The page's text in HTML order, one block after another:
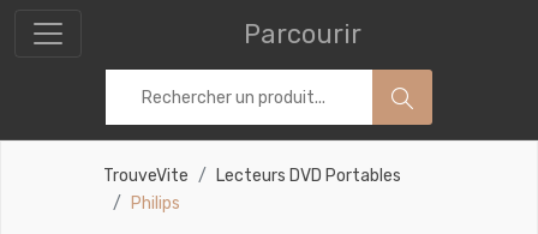
Parcourir
TrouveVite
Lecteurs DVD Portables
Philips